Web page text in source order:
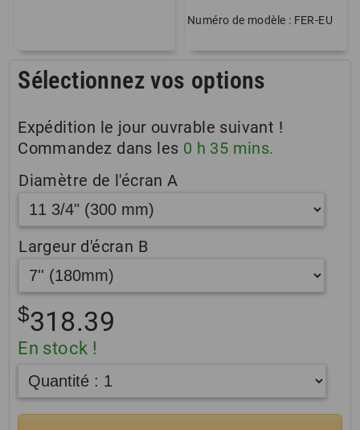
Numéro de modèle : FER-EU
Sélectionnez vos options
Expédition le jour ouvrable suivant !
Commandez dans les 0 h 35 mins.
Diamètre de l'écran A
Largeur d'écran B
$318.39
En stock !